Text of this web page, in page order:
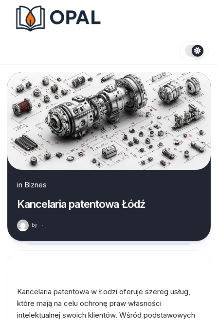
content
in Biznes
Kancelaria patentowa Łódź
by ·
Kancelaria patentowa w Łodzi oferuje szereg usług,
które mają na celu ochronę praw własności
intelektualnej swoich klientów. Wśród podstawowych